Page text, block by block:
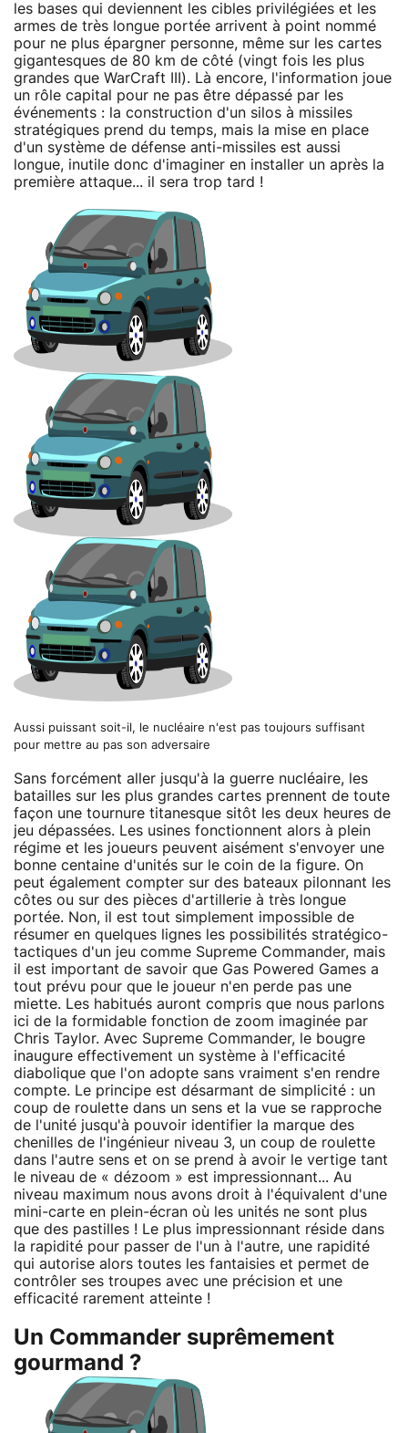
les bases qui deviennent les cibles privilégiées et les
armes de très longue portée arrivent à point nommé
pour ne plus épargner personne, même sur les cartes
gigantesques de 80 km de côté (vingt fois les plus
grandes que WarCraft III). Là encore, l'information joue
un rôle capital pour ne pas être dépassé par les
événements : la construction d'un silos à missiles
stratégiques prend du temps, mais la mise en place
d'un système de défense anti-missiles est aussi
longue, inutile donc d'imaginer en installer un après la
première attaque... il sera trop tard !
Aussi puissant soit-il, le nucléaire n'est pas toujours suffisant
pour mettre au pas son adversaire
Sans forcément aller jusqu'à la guerre nucléaire, les
batailles sur les plus grandes cartes prennent de toute
façon une tournure titanesque sitôt les deux heures de
jeu dépassées. Les usines fonctionnent alors à plein
régime et les joueurs peuvent aisément s'envoyer une
bonne centaine d'unités sur le coin de la figure. On
peut également compter sur des bateaux pilonnant les
côtes ou sur des pièces d'artillerie à très longue
portée. Non, il est tout simplement impossible de
résumer en quelques lignes les possibilités stratégico-
tactiques d'un jeu comme Supreme Commander, mais
il est important de savoir que Gas Powered Games a
tout prévu pour que le joueur n'en perde pas une
miette. Les habitués auront compris que nous parlons
ici de la formidable fonction de zoom imaginée par
Chris Taylor. Avec Supreme Commander, le bougre
inaugure effectivement un système à l'efficacité
diabolique que l'on adopte sans vraiment s'en rendre
compte. Le principe est désarmant de simplicité : un
coup de roulette dans un sens et la vue se rapproche
de l'unité jusqu'à pouvoir identifier la marque des
chenilles de l'ingénieur niveau 3, un coup de roulette
dans l'autre sens et on se prend à avoir le vertige tant
le niveau de « dézoom » est impressionnant... Au
niveau maximum nous avons droit à l'équivalent d'une
mini-carte en plein-écran où les unités ne sont plus
que des pastilles ! Le plus impressionnant réside dans
la rapidité pour passer de l'un à l'autre, une rapidité
qui autorise alors toutes les fantaisies et permet de
contrôler ses troupes avec une précision et une
efficacité rarement atteinte !
Un Commander suprêmement
gourmand ?